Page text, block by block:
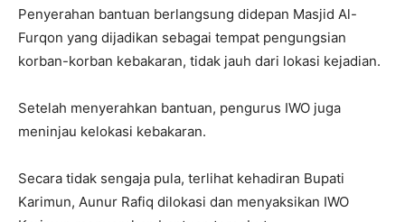
Penyerahan bantuan berlangsung didepan Masjid Al-
Furqon yang dijadikan sebagai tempat pengungsian
korban-korban kebakaran, tidak jauh dari lokasi kejadian.
Setelah menyerahkan bantuan, pengurus IWO juga
meninjau kelokasi kebakaran.
Secara tidak sengaja pula, terlihat kehadiran Bupati
Karimun, Aunur Rafiq dilokasi dan menyaksikan IWO